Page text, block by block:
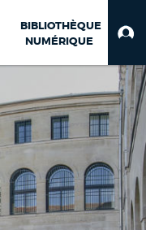
BIBLIOTHÈQUE
NUMÉRIQUE